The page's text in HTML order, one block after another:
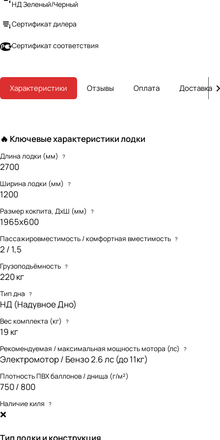
НД Зеленый/Черный
Сертификат дилера
Сертификат соответствия
Характеристики Отзывы Оплата Доставка
🔥 Ключевые характеристики лодки
Длина лодки (мм) ?
2700
Ширина лодки (мм) ?
1200
Размер кокпита, ДхШ (мм) ?
1965х600
Пассажировместимость / комфортная вместимость ?
2 / 1,5
Грузоподъёмность ?
220 кг
Тип дна ?
НД (Надувное Дно)
Вес комплекта (кг) ?
19 кг
Рекомендуемая / максимальная мощность мотора (лс) ?
Электромотор / Бензо 2.6 лс (до 11кг)
Плотность ПВХ баллонов / днища (г/м²)
750 / 800
Наличие киля ?
❌